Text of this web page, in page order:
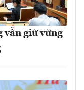
vẫn giữ vững